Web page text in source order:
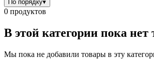
По порядку▾
0 продуктов
В этой категории пока нет
Мы пока не добавили товары в эту